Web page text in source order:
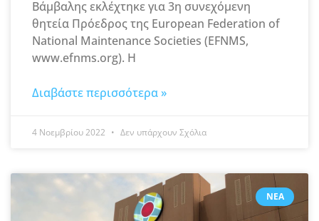
Βάμβαλης εκλέχτηκε για 3η συνεχόμενη
θητεία Πρόεδρος της European Federation of
National Maintenance Societies (EFNMS,
www.efnms.org). Η
Διαβάστε περισσότερα »
4 Νοεμβρίου 2022 Δεν υπάρχουν Σχόλια
ΝΈΑ